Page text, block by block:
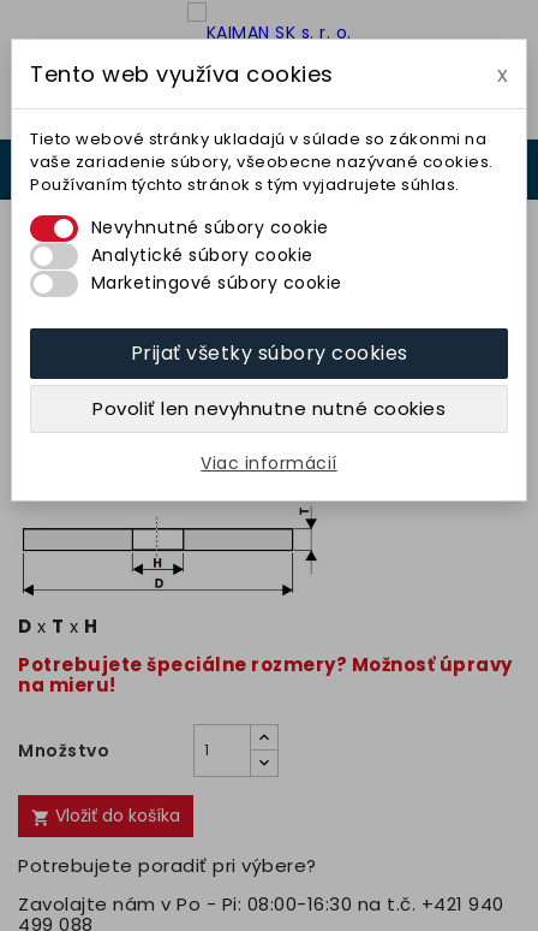
 

Kotúč rýchlobežný 750x80x305
(96A12Q2B63) TYROLIT
515,63 € bez DPH634,22 € s DPH
D x T x H
Potrebujete špeciálne rozmery? Možnosť úpravy
na mieru!
Množstvo
 Vložiť do košíka
Potrebujete poradiť pri výbere?
Zavolajte nám v Po - Pi: 08:00-16:30 na t.č. +421 940
499 088
Tento web využíva cookies x
Tieto webové stránky ukladajú v súlade so zákonmi na
vaše zariadenie súbory, všeobecne nazývané cookies.
Používaním týchto stránok s tým vyjadrujete súhlas.
Nevyhnutné súbory cookie
Analytické súbory cookie
Marketingové súbory cookie
Prijať všetky súbory cookies
Povoliť len nevyhnutne nutné cookies
Viac informácií